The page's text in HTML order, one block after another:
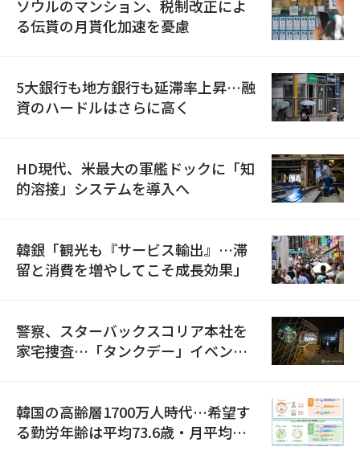
ソウルのマンション、税制改正によ
る伝貰の月貰化加速を憂慮
5大銀行も地方銀行も延滞率上昇…融
資のハードルはさらに高く
HD現代、米最大の軍艦ドックに「知
的溶接」システムを導入へ
韓銀「観光も『サービス輸出』…滞
留と消費を増やしてこそ成長効果」
警察、スターバックスコリア本社を
家宅捜査…「タンクデー」イベント
韓国の高齢層1700万人時代…希望す
る勤労年齢は平均73.6歳・月平均賃